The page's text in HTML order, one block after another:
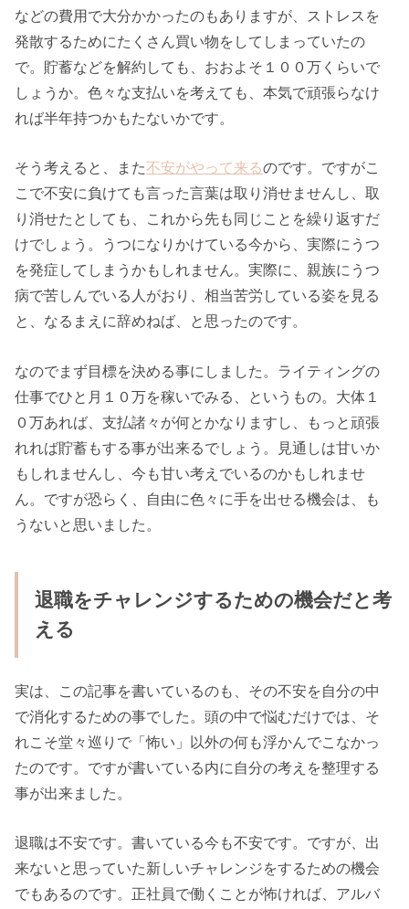
などの費用で大分かかったのもありますが、ストレスを
発散するためにたくさん買い物をしてしまっていたの
で。貯蓄などを解約しても、おおよそ１００万くらいで
しょうか。色々な支払いを考えても、本気で頑張らなけ
れば半年持つかもたないかです。
そう考えると、また不安がやって来るのです。ですがこ
こで不安に負けても言った言葉は取り消せませんし、取
り消せたとしても、これから先も同じことを繰り返すだ
けでしょう。うつになりかけている今から、実際にうつ
を発症してしまうかもしれません。実際に、親族にうつ
病で苦しんでいる人がおり、相当苦労している姿を見る
と、なるまえに辞めねば、と思ったのです。
なのでまず目標を決める事にしました。ライティングの
仕事でひと月１０万を稼いでみる、というもの。大体１
０万あれば、支払諸々が何とかなりますし、もっと頑張
れれば貯蓄もする事が出来るでしょう。見通しは甘いか
もしれませんし、今も甘い考えでいるのかもしれませ
ん。ですが恐らく、自由に色々に手を出せる機会は、も
うないと思いました。
退職をチャレンジするための機会だと考
える
実は、この記事を書いているのも、その不安を自分の中
で消化するための事でした。頭の中で悩むだけでは、そ
れこそ堂々巡りで「怖い」以外の何も浮かんでこなかっ
たのです。ですが書いている内に自分の考えを整理する
事が出来ました。
退職は不安です。書いている今も不安です。ですが、出
来ないと思っていた新しいチャレンジをするための機会
でもあるのです。正社員で働くことが怖ければ、アルバ